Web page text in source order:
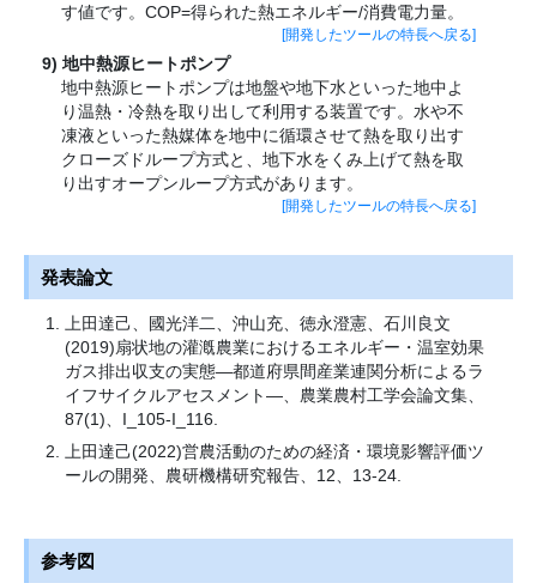
す値です。COP=得られた熱エネルギー/消費電力量。
[開発したツールの特長へ戻る]
地中熱源ヒートポンプ
地中熱源ヒートポンプは地盤や地下水といった地中よ
り温熱・冷熱を取り出して利用する装置です。水や不
凍液といった熱媒体を地中に循環させて熱を取り出す
クローズドループ方式と、地下水をくみ上げて熱を取
り出すオープンループ方式があります。
[開発したツールの特長へ戻る]
発表論文
上田達己、國光洋二、沖山充、徳永澄憲、石川良文
(2019)扇状地の灌漑農業におけるエネルギー・温室効果
ガス排出収支の実態―都道府県間産業連関分析によるラ
イフサイクルアセスメント―、農業農村工学会論文集、
87(1)、I_105-I_116.
上田達己(2022)営農活動のための経済・環境影響評価ツ
ールの開発、農研機構研究報告、12、13-24.
参考図